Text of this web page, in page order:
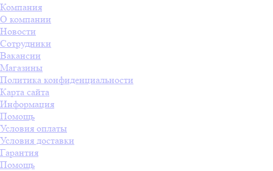
Компания
О компании
Новости
Сотрудники
Вакансии
Магазины
Политика конфиденциальности
Карта сайта
Информация
Помощь
Условия оплаты
Условия доставки
Гарантия
Помощь